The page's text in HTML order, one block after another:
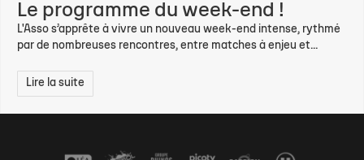
Le programme du week-end !
L'Asso s’apprête à vivre un nouveau week-end intense, rythmé
par de nombreuses rencontres, entre matches à enjeu et...
Lire la suite